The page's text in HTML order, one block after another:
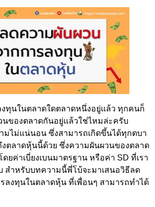
ทุนในตลาดใดตลาดหนึ่งอยู่แล้ว ทุกคนก็
นของตลาดกันอยู่แล้วใช่ไหมล่ะครับ
มไม่แน่นอน ซึ่งสามารถเกิดขึ้นได้ทุกตบา
งตลาดหุ้นนี้ด้วย ซึ่งความผันผวนของตลาด
ยค่าเบี่ยงเบนมาตรฐาน หรือค่า SD ที่เรา
สำหรับบทความนี้พี่โบ้จะมาเสนอวิธีลด
ลงทุนในตลาดหุ้น ที่เพื่อนๆ สามารถทำได้